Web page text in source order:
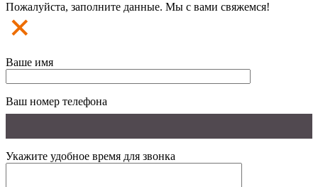
Пожалуйста, заполните данные. Мы с вами свяжемся!
Ваше имя
Ваш номер телефона
Укажите удобное время для звонка